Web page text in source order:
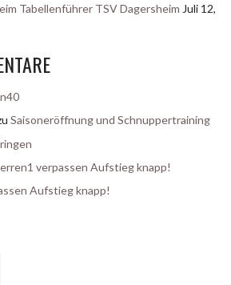
Tabellenführer TSV Dagersheim Juli 12,
Saisoneröffnung und Schnuppertraining
verpassen Aufstieg knapp!
Aufstieg knapp!